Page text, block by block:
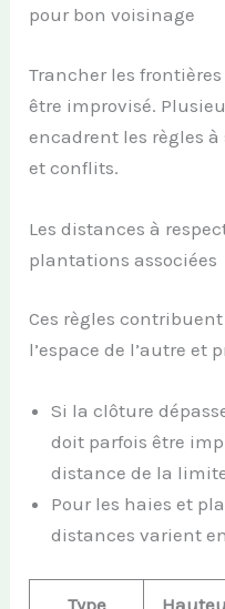
pour bon voisinage
Trancher les
être improvisé.
encadrent les règles
et conflits.
Les distances à
plantations associées
Ces règles
l’espace de l’autre et
Si la clôture
doit parfois être
distance de la
Pour les haies et
distances varient
Type